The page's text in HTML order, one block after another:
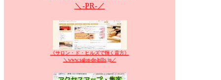
＼-PR-／
《サロン・ド・ヒルズで輝く貴方》
＼www.salon-de-hills.jp／